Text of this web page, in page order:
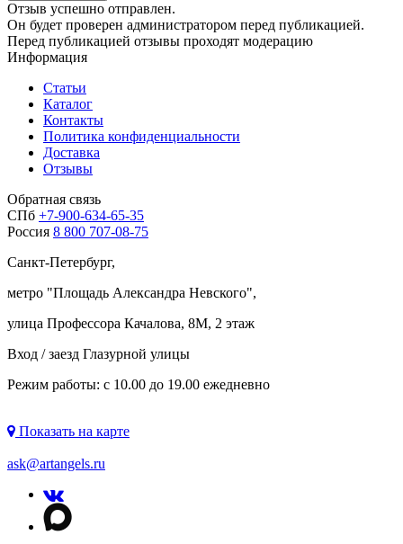
Отзыв успешно отправлен.
Он будет проверен администратором перед публикацией.
Перед публикацией отзывы проходят модерацию
Информация
Статьи
Каталог
Контакты
Политика конфиденциальности
Доставка
Отзывы
Обратная связь
СПб +7-900-634-65-35
Россия 8 800 707-08-75
Санкт-Петербург,
метро "Площадь Александра Невского",
улица Профессора Качалова, 8М, 2 этаж
Вход / заезд Глазурной улицы
Режим работы: с 10.00 до 19.00 ежедневно
Показать на карте
ask@artangels.ru